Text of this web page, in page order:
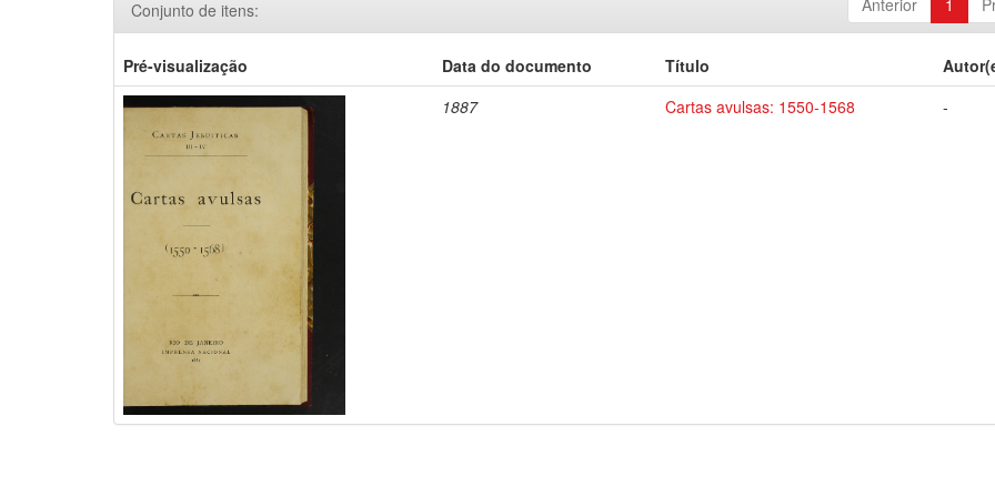
Anterior 1
Conjunto de itens:
Pré-visualização Data do documento Título
1887
Cartas avulsas: 1550-1568 -